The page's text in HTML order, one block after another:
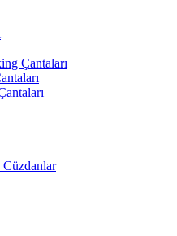
Çantaları
Cüzdanlar